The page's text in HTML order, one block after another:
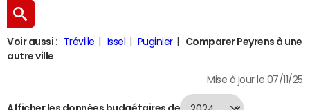
Voir aussi : Tréville Issel Puginier
Comparer Peyrens à une
autre ville
Mise à jour le 07/11/25
Afficher les données budgétaires de